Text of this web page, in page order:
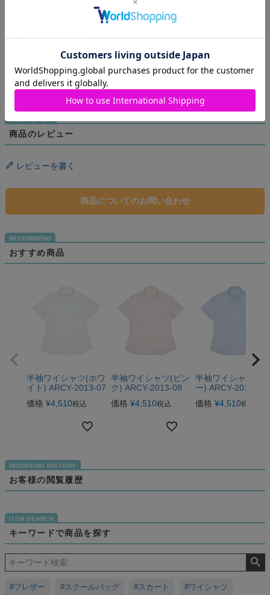
※ワイシャツは一度開封・着用されますと返品・交換をお受けす
商品のレビュー
レビューを書く
商品についてのお問い合わせ
おすすめ商品
半袖ワイシャツ(ホワ
イト) ARCY-2013-07
価格 ¥4,510税込
半袖ワイシャツ(ピン
ク) ARCY-2013-08
価格 ¥4,510税込
半袖ワイシャツ(ブ
ー) ARCY-2013-09
価格 ¥4,510税込
お客様の閲覧履歴
キーワードで商品を探す
#ブレザー #スクールバッグ #スカート #ワイシャツ